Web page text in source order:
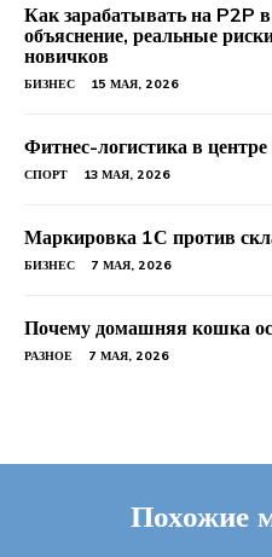
Как зарабатывать на P2P
объяснение, реальные
новичков
БИЗНЕС 15 МАЯ, 2026
Фитнес-логистика в
СПОРТ 13 МАЯ, 2026
Маркировка 1С против
БИЗНЕС 7 МАЯ, 2026
Почему домашняя кошка
РАЗНОЕ 7 МАЯ, 2026
Похожие